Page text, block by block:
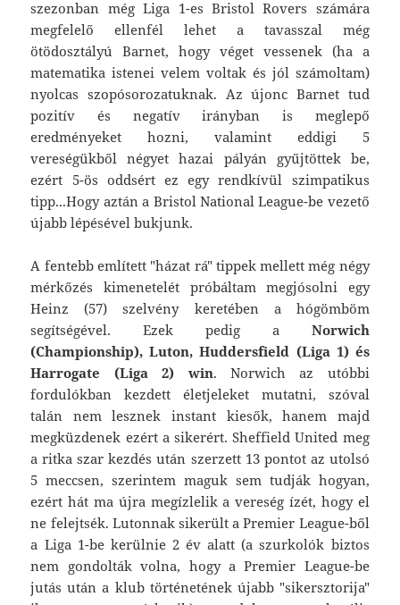
szezonban még Liga 1-es Bristol Rovers számára
megfelelő ellenfél lehet a tavasszal még
ötödosztályú Barnet, hogy véget vessenek (ha a
matematika istenei velem voltak és jól számoltam)
nyolcas szopósorozatuknak. Az újonc Barnet tud
pozitív és negatív irányban is meglepő
eredményeket hozni, valamint eddigi 5
vereségükből négyet hazai pályán gyűjtöttek be,
ezért 5-ös oddsért ez egy rendkívül szimpatikus
tipp...Hogy aztán a Bristol National League-be vezető
újabb lépésével bukjunk.
A fentebb említett "házat rá" tippek mellett még négy
mérkőzés kimenetelét próbáltam megjósolni egy
Heinz (57) szelvény keretében a hógömböm
segítségével. Ezek pedig a Norwich
(Championship), Luton, Huddersfield (Liga 1) és
Harrogate (Liga 2) win. Norwich az utóbbi
fordulókban kezdett életjeleket mutatni, szóval
talán nem lesznek instant kiesők, hanem majd
megküzdenek ezért a sikerért. Sheffield United meg
a ritka szar kezdés után szerzett 13 pontot az utolsó
5 meccsen, szerintem maguk sem tudják hogyan,
ezért hát ma újra megízlelik a vereség ízét, hogy el
ne felejtsék. Lutonnak sikerült a Premier League-ből
a Liga 1-be kerülnie 2 év alatt (a szurkolók biztos
nem gondolták volna, hogy a Premier League-be
jutás után a klub történetének újabb "sikersztorija"